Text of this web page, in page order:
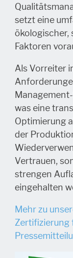
setzt eine
ökologischer,
Faktoren
Als Vorreiter
was eine
Optimierung
der
Vertrauen,
strengen
eingehalten
Mehr zu
Zertifizierung